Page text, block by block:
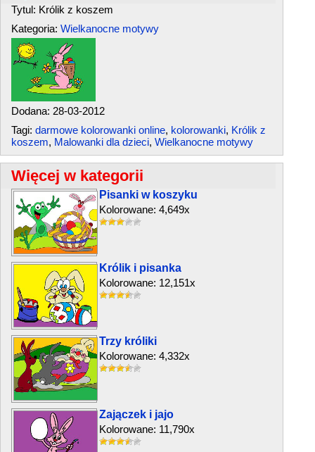
Tytul: Królik z koszem
Kategoria: Wielkanocne motywy
Dodana: 28-03-2012
Tagi: darmowe kolorowanki online, kolorowanki, Królik z
koszem, Malowanki dla dzieci, Wielkanocne motywy
Więcej w kategorii
Pisanki w koszyku
Kolorowane: 4,649x
Królik i pisanka
Kolorowane: 12,151x
Trzy króliki
Kolorowane: 4,332x
Zajączek i jajo
Kolorowane: 11,790x